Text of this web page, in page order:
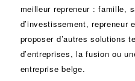
meilleur repreneur :famille,
d’investissement, repreneur
proposer d’autres solutions
d’entreprises, lafusion ou
entreprise belge.